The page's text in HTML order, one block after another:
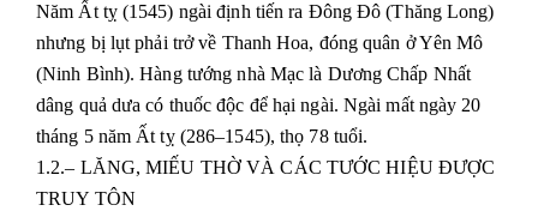
Năm Ất tỵ (1545) ngài định tiến ra Đông Đô (Thăng Long)
nhưng bị lụt phải trở về Thanh Hoa, đóng quân ở Yên Mô
(Ninh Bình). Hàng tướng nhà Mạc là Dương Chấp Nhất
dâng quả dưa có thuốc độc để hại ngài. Ngài mất ngày 20
tháng 5 năm Ất tỵ (286–1545), thọ 78 tuổi.
1.2.– LĂNG, MIẾU THỜ VÀ CÁC TƯỚC HIỆU ĐƯỢC
TRUY TÔN